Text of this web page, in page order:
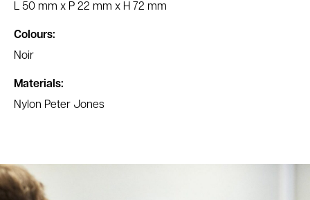
L 50 mm x P 22 mm x H 72 mm
Colours:
Noir
Materials:
Nylon Peter Jones